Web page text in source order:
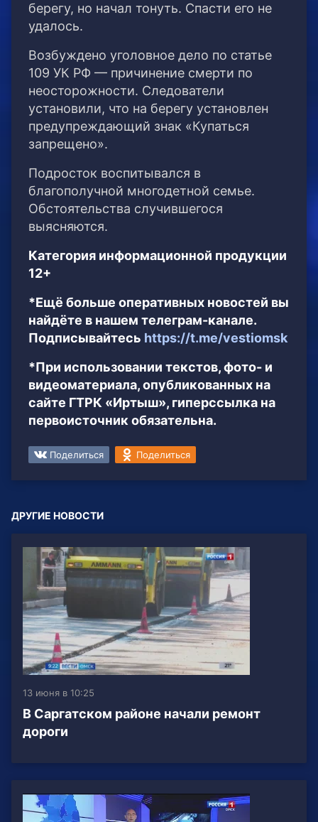
берегу, но начал тонуть. Спасти его не
удалось.
Возбуждено уголовное дело по статье
109 УК РФ — причинение смерти по
неосторожности. Следователи
установили, что на берегу установлен
предупреждающий знак «Купаться
запрещено».
Подросток воспитывался в
благополучной многодетной семье.
Обстоятельства случившегося
выясняются.
Категория информационной продукции
12+
*Ещё больше оперативных новостей вы
найдёте в нашем телеграм-канале.
Подписывайтесь https://t.me/vestiomsk
*При использовании текстов, фото- и
видеоматериала, опубликованных на
сайте ГТРК «Иртыш», гиперссылка на
первоисточник обязательна.
Поделиться Поделиться
ДРУГИЕ НОВОСТИ
13 июня в 10:25
В Саргатском районе начали ремонт
дороги